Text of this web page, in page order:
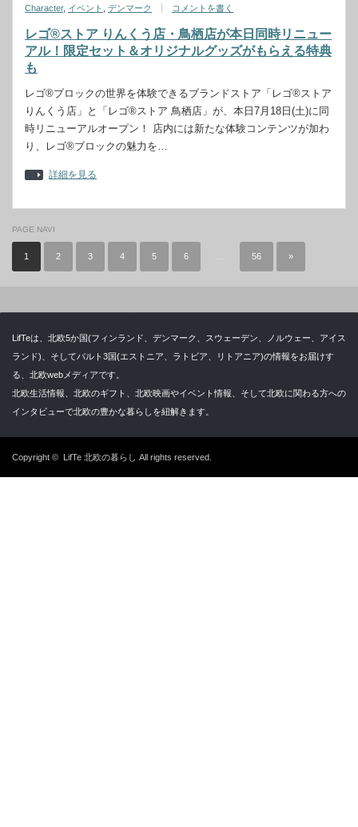
Character, イベント デンマーク コメントを書く
レゴ®ストア りんくう店・鳥栖店が本日同時リニュー
アル！限定セット＆オリジナルグッズがもらえる特典
も
レゴ®ブロックの世界を体験できるブランドストア「レゴ®ストア
りんくう店」と「レゴ®ストア 鳥栖店」が、本日7月18日(土)に同
時リニューアルオープン！ 店内には新たな体験コンテンツが加わ
り、レゴ®ブロックの魅力を…
詳細を見る
PAGE NAVI
1 2 3 4 5 6 56 »
LifTeは、北欧5か国(フィンランド、デンマーク、スウェーデン、ノルウェー、アイス
ランド)、そしてバルト3国(エストニア、ラトビア、リトアニア)の情報をお届けす
る、北欧webメディアです。
北欧生活情報、北欧のギフト、北欧映画やイベント情報、そして北欧に関わる方への
インタビューで北欧の豊かな暮らしを紐解きます。
Copyright © LifTe 北欧の暮らし All rights reserved.